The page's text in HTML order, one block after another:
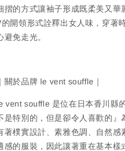
摺的方式讓袖子形成既柔美又華
的開領形式詮釋出女人味，穿著
避免走光。
｜關於品牌 le vent souffle｜
vent souffle 是位在日本香川縣
是特別的，但是卻令人喜歡的』
著樸實設計、素雅色調、自然感
感的服裝，因此讓著重在基本樣